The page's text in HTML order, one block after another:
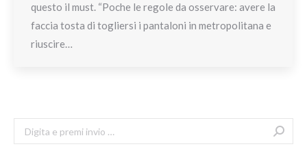
questo il must. “Poche le regole da osservare: avere la
faccia tosta di togliersi i pantaloni in metropolitana e
riuscire…
Search: